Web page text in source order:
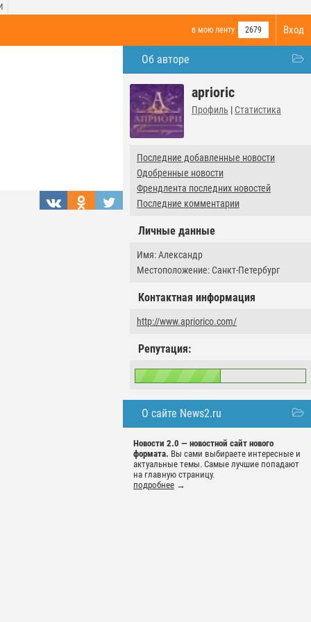
Вход
в мою ленту 2679
Об авторе
aprioric
Профиль | Статистика
Последние добавленные новости
Одобренные новости
Френдлента последних новостей
Последние комментарии
Личные данные
Имя: Александр
Местоположение: Санкт-Петербург
Контактная информация
http://www.apriorico.com/
Репутация:
О сайте News2.ru
Новости 2.0 — новостной сайт нового
формата. Вы сами выбираете интересные и
актуальные темы. Самые лучшие попадают
на главную страницу.
подробнее →